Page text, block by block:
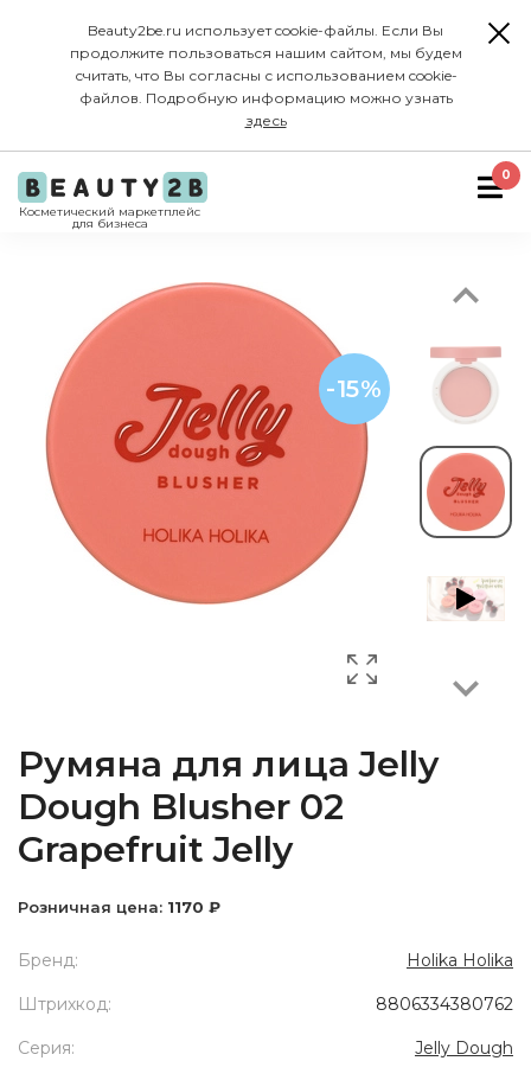
Beauty2be.ru использует cookie-файлы. Если Вы
продолжите пользоваться нашим сайтом, мы будем
считать, что Вы согласны с использованием cookie-
файлов. Подробную информацию можно узнать
здесь
Косметический маркетплейс
для бизнеса
0
-15%
Previous
Next
Румяна для лица Jelly
Dough Blusher 02
Grapefruit Jelly
Розничная цена: 1170 ₽
Бренд: Holika Holika
Штрихкод: 8806334380762
Серия: Jelly Dough